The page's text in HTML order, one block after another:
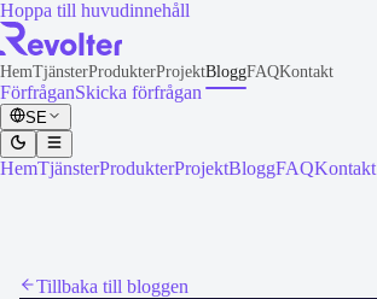
Hoppa till huvudinnehåll
HemTjänsterProdukterProjektBloggFAQKontakt
FörfråganSkicka förfrågan
SE
HemTjänsterProdukterProjektBloggFAQKontakt
Tillbaka till bloggen